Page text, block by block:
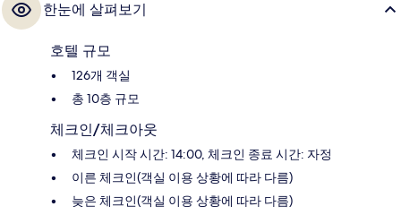
한눈에 살펴보기
호텔 규모
126개 객실
총 10층 규모
체크인/체크아웃
체크인 시작 시간: 14:00, 체크인 종료 시간: 자정
이른 체크인(객실 이용 상황에 따라 다름)
늦은 체크인(객실 이용 상황에 따라 다름)